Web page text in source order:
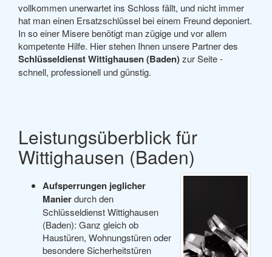
vollkommen unerwartet ins Schloss fällt, und nicht immer
hat man einen Ersatzschlüssel bei einem Freund deponiert.
In so einer Misere benötigt man zügige und vor allem
kompetente Hilfe. Hier stehen Ihnen unsere Partner des
Schlüsseldienst Wittighausen (Baden)zur Seite -
schnell, professionell und günstig.
Leistungsüberblick für
Wittighausen (Baden)
Aufsperrungen jeglicher
Manierdurch den
Schlüsseldienst Wittighausen
(Baden): Ganz gleich ob
Haustüren, Wohnungstüren oder
besondere Sicherheitstüren